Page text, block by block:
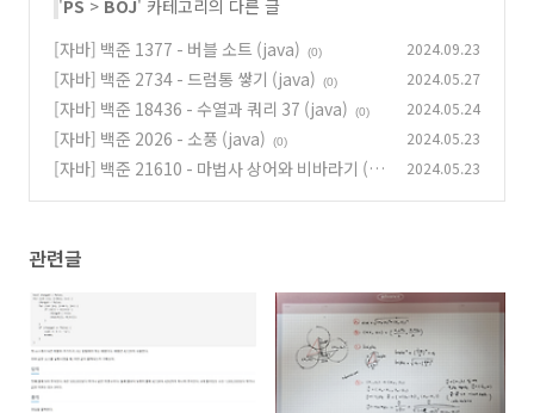
'PS > BOJ' 카테고리의 다른 글
[자바] 백준 1377 - 버블 소트 (java)
(0) 2024.09.23
[자바] 백준 2734 - 드럼통 쌓기 (java) (0) 2024.05.27
[자바] 백준 18436 - 수열과 쿼리 37 (java) (0) 2024.05.24
[자바] 백준 2026 - 소풍 (java) (0) 2024.05.23
[자바] 백준 21610 - 마법사 상어와 비바라기 (ja
2024.05.23
관련글